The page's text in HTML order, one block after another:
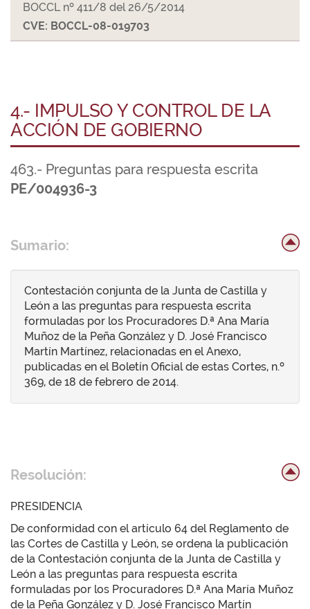
BOCCL nº 411/8 del 26/5/2014
CVE: BOCCL-08-019703
4.- IMPULSO Y CONTROL DE LA
ACCIÓN DE GOBIERNO
463.- Preguntas para respuesta escrita
PE/004936-3
Sumario:
Contestación conjunta de la Junta de Castilla y
León a las preguntas para respuesta escrita
formuladas por los Procuradores D.ª Ana María
Muñoz de la Peña González y D. José Francisco
Martín Martínez, relacionadas en el Anexo,
publicadas en el Boletín Oficial de estas Cortes, n.º
369, de 18 de febrero de 2014.
Resolución:
PRESIDENCIA
De conformidad con el artículo 64 del Reglamento de
las Cortes de Castilla y León, se ordena la publicación
de la Contestación conjunta de la Junta de Castilla y
León a las preguntas para respuesta escrita
formuladas por los Procuradores D.ª Ana María Muñoz
de la Peña González y D. José Francisco Martín